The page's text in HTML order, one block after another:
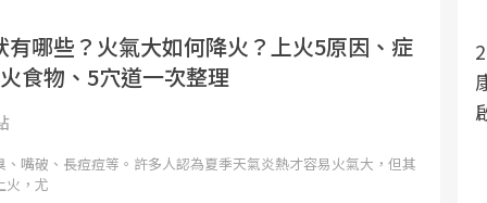
有哪些？火氣大如何降火？上火5原因、症
食物、5穴道一次整理
、嘴破、長痘痘等。許多人認為夏季天氣炎熱才容易火氣大，但其
火，尤
面對超高齡社會的浪潮，台灣正在快速邁
向「健康照護」的新時代。隨著國家政策
心議題。然而，健檢不只是醫療院所的服
2025年，就到良醫生活祭體驗「一站式健
康新生活」，從講座、體驗到運動，全面